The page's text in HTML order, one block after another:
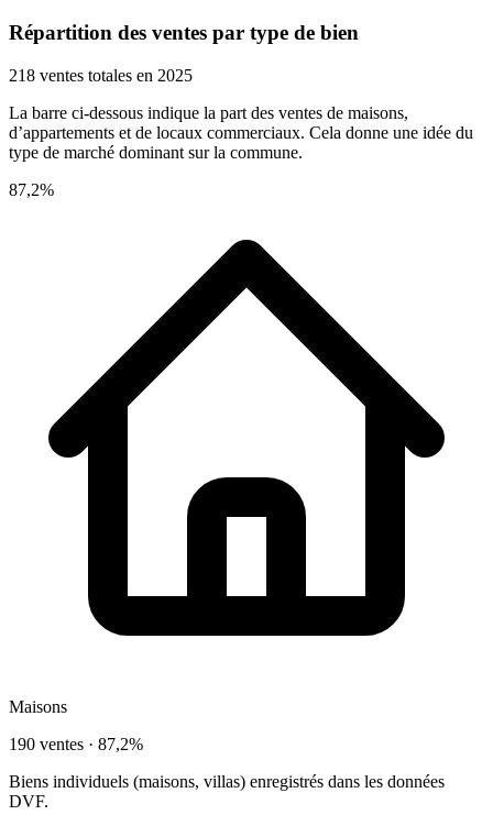
Répartition des ventes par type de bien
218 ventes totales en 2025
La barre ci-dessous indique la part des ventes de maisons,
d’appartements et de locaux commerciaux. Cela donne une idée du
type de marché dominant sur la commune.
87,2%
Maisons
190 ventes · 87,2%
Biens individuels (maisons, villas) enregistrés dans les données
DVF.